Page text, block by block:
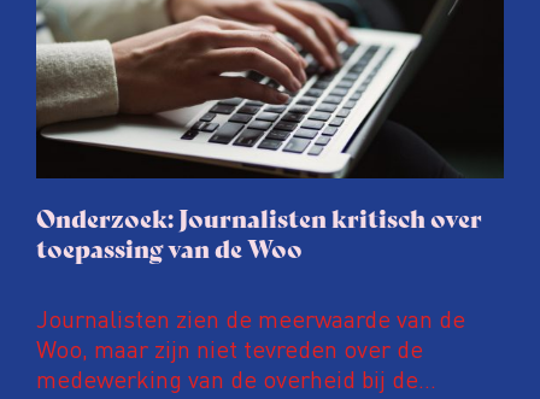
Onderzoek: Journalisten kritisch over
toepassing van de Woo
Journalisten zien de meerwaarde van de
Woo, maar zijn niet tevreden over de
medewerking van de overheid bij de